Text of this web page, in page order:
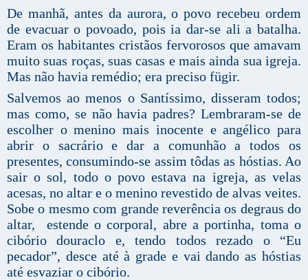
De manhã, antes da aurora, o povo recebeu ordem
de evacuar o povoado, pois ia dar-se ali a batalha.
Eram os habitantes cristãos fervorosos que amavam
muito suas roças, suas casas e mais ainda sua igreja.
Mas não havia remédio; era preciso fügir.
Salvemos ao menos o Santíssimo, disseram todos;
mas como, se não havia padres? Lembraram-se de
escolher o menino mais inocente e angélico para
abrir o sacrário e dar a comunhão a todos os
presentes, consumindo-se assim tôdas as hóstias. Ao
sair o sol, todo o povo estava na igreja, as velas
acesas, no altar e o menino revestido de alvas veites.
Sobe o mesmo com grande reverência os degraus do
altar, estende o corporal, abre a portinha, toma o
cibório douraclo e, tendo todos rezado o “Eu
pecador”, desce até à grade e vai dando as hóstias
até esvaziar o cibório.